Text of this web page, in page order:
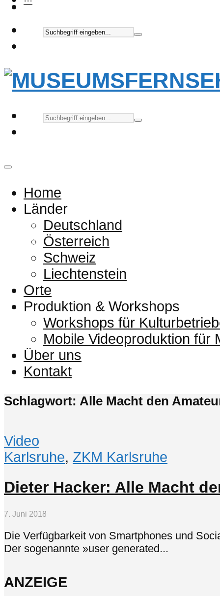
Home
Länder
Deutschland
Österreich
Schweiz
Liechtenstein
Orte
Produktion & Workshops
Workshops für
Mobile Videoproduktion für
Über uns
Kontakt
Schlagwort: Alle Macht den
Video
Karlsruhe, ZKM Karlsruhe
Dieter Hacker: Alle Macht
7. Juni 2018
Die Verfügbarkeit von Smartphones und
Der sogenannte »user generated...
ANZEIGE